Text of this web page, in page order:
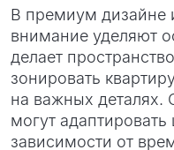
В премиум дизайне
внимание уделяют
делает
зонировать
на важных
могут
зависимости от